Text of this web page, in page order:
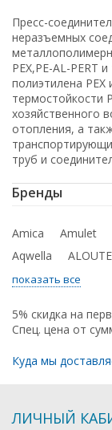
Пресс-
неразъемных
PEX,PE-AL-PERT
полиэтилена
термостойкости
хозяйственного
отопления, а
труб и
Бренды
Amica Amulet
Aqwella
ALOUTE
показать все
5% скидка на
Спец. цена от
Куда мы
ЛИЧНЫЙ